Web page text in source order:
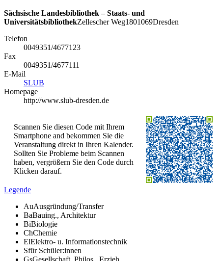
Sächsische Landesbibliothek – Staats- und
UniversitätsbibliothekZellescher Weg1801069Dresden
Telefon
0049351/4677123
Fax
0049351/4677111
E-Mail
SLUB
Homepage
http://www.slub-dresden.de
Scannen Sie diesen Code mit Ihrem
Smartphone and bekommen Sie die
Veranstaltung direkt in Ihren Kalender.
Sollten Sie Probleme beim Scannen
haben, vergrößern Sie den Code durch
Klicken darauf.
Legende
AuAusgründung/Transfer
BaBauing., Architektur
BiBiologie
ChChemie
ElElektro- u. Informationstechnik
Sfür Schüler:innen
GsGesellschaft, Philos., Erzieh.